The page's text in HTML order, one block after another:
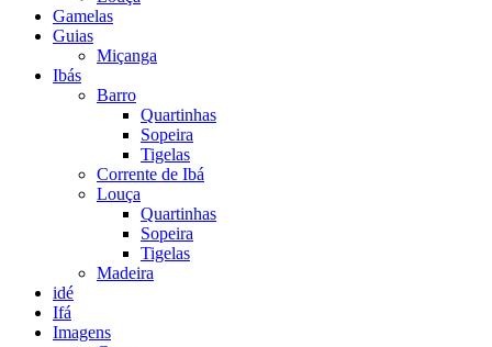
Gamelas
Guias
Miçanga
Ibás
Barro
Quartinhas
Sopeira
Tigelas
Corrente de Ibá
Louça
Quartinhas
Sopeira
Tigelas
Madeira
idé
Ifá
Imagens